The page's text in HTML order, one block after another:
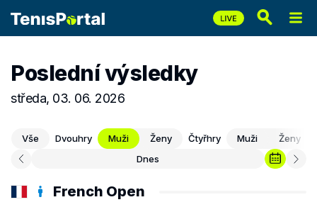
Poslední výsledky
středa, 03. 06. 2026
Vše Dvouhry Muži Ženy Čtyřhry Muži
Ženy
Dnes
French Open